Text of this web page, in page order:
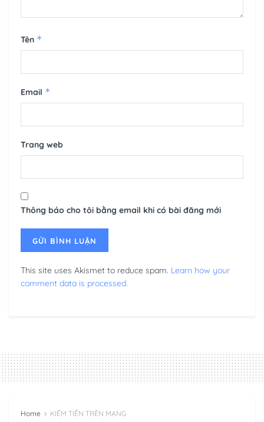
Tên *
Email *
Trang web
Thông báo cho tôi bằng email khi có bài đăng mới
This site uses Akismet to reduce spam. Learn how your
comment data is processed.
Home KIẾM TIỀN TRÊN MẠNG